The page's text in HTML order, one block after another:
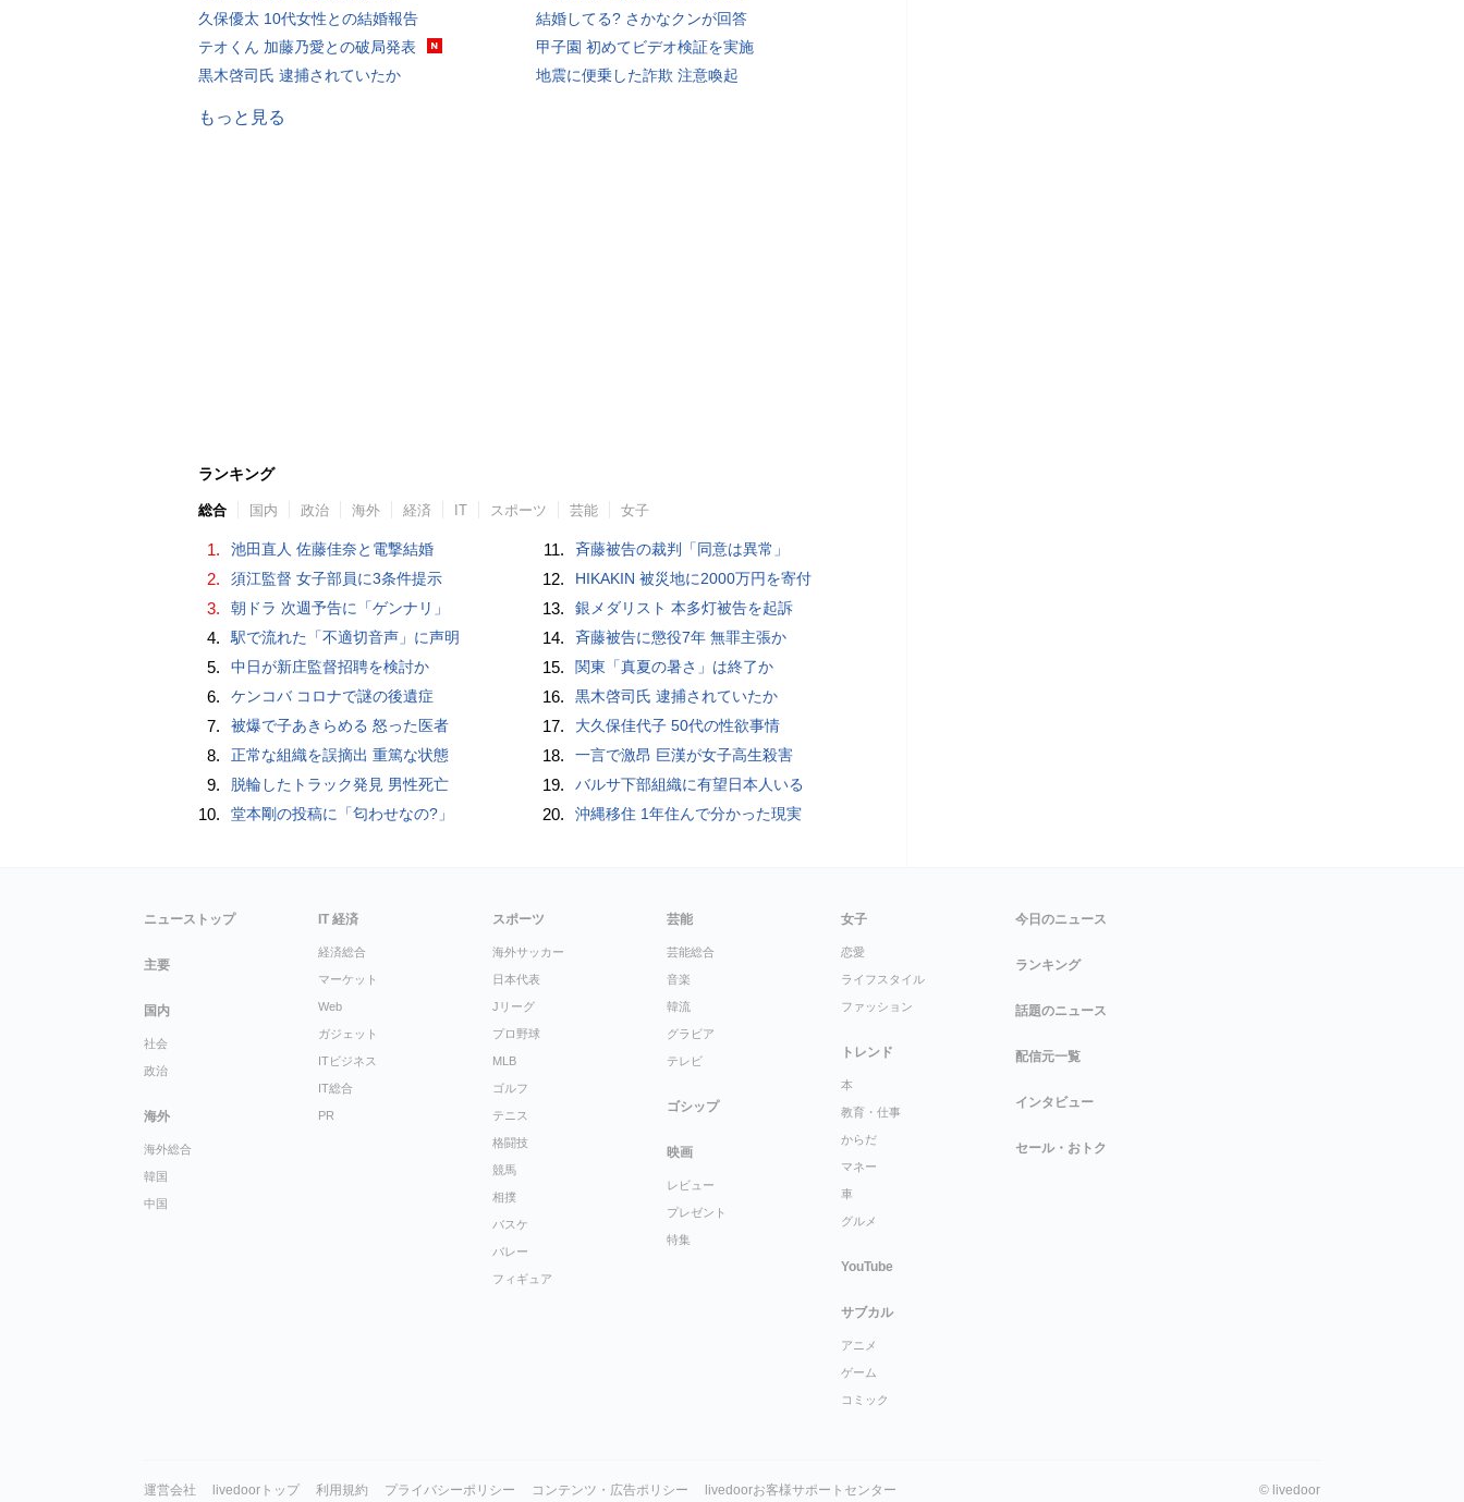
久保優太 10代女性との結婚報告
テオくん 加藤乃愛との破局発表
黒木啓司氏 逮捕されていたか
結婚してる? さかなクンが回答
甲子園 初めてビデオ検証を実施
地震に便乗した詐欺 注意喚起
もっと見る
ランキング
総合 国内 政治 海外 経済 IT スポーツ 芸能 女子
1. 池田直人 佐藤佳奈と電撃結婚
2. 須江監督 女子部員に3条件提示
3. 朝ドラ 次週予告に「ゲンナリ」
4. 駅で流れた「不適切音声」に声明
5. 中日が新庄監督招聘を検討か
6. ケンコバ コロナで謎の後遺症
7. 被爆で子あきらめる 怒った医者
8. 正常な組織を誤摘出 重篤な状態
9. 脱輪したトラック発見 男性死亡
10. 堂本剛の投稿に「匂わせなの?」
11. 斉藤被告の裁判「同意は異常」
12. HIKAKIN 被災地に2000万円を寄付
13. 銀メダリスト 本多灯被告を起訴
14. 斉藤被告に懲役7年 無罪主張か
15. 関東「真夏の暑さ」は終了か
16. 黒木啓司氏 逮捕されていたか
17. 大久保佳代子 50代の性欲事情
18. 一言で激昂 巨漢が女子高生殺害
19. バルサ下部組織に有望日本人いる
20. 沖縄移住 1年住んで分かった現実
ニューストップ
主要
国内
社会
政治
海外
海外総合
韓国
中国
IT 経済
経済総合
マーケット
Web
ガジェット
ITビジネス
IT総合
PR
スポーツ
海外サッカー
日本代表
Jリーグ
プロ野球
MLB
ゴルフ
テニス
格闘技
競馬
相撲
バスケ
バレー
フィギュア
芸能
芸能総合
音楽
韓流
グラビア
テレビ
ゴシップ
映画
レビュー
プレゼント
特集
女子
恋愛
ライフスタイル
ファッション
トレンド
本
教育・仕事
からだ
マネー
車
グルメ
YouTube
サブカル
アニメ
ゲーム
コミック
今日のニュース
ランキング
話題のニュース
配信元一覧
インタビュー
セール・おトク
運営会社 livedoorトップ 利用規約 プライバシーポリシー コンテンツ・広告ポリシー livedoorお客様サポートセンター © livedoor